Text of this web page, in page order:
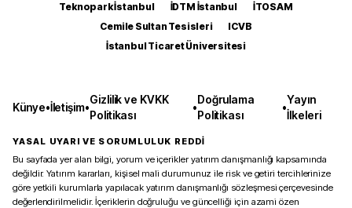
Teknopark İstanbul
İDTM İstanbul
İTOSAM
Cemile Sultan Tesisleri
ICVB
İstanbul Ticaret Üniversitesi
Künye•İletişim•
Gizlilik ve KVKK
Politikası
•
Doğrulama
Politikası
•
Yayın
İlkeleri
YASAL UYARI VE SORUMLULUK REDDİ
Bu sayfada yer alan bilgi, yorum ve içerikler yatırım danışmanlığı kapsamında
değildir. Yatırım kararları, kişisel mali durumunuz ile risk ve getiri tercihlerinize
göre yetkili kurumlarla yapılacak yatırım danışmanlığı sözleşmesi çerçevesinde
değerlendirilmelidir. İçeriklerin doğruluğu ve güncelliği için azami özen